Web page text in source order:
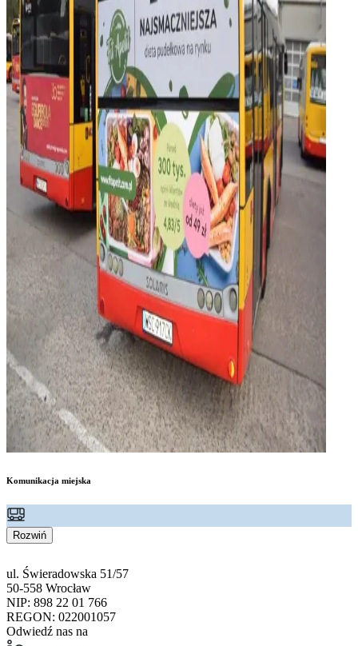
Komunikacja miejska
Rozwiń
ul. Świeradowska 51/57
50-558 Wrocław
NIP: 898 22 01 766
REGON: 022001057
Odwiedź nas na